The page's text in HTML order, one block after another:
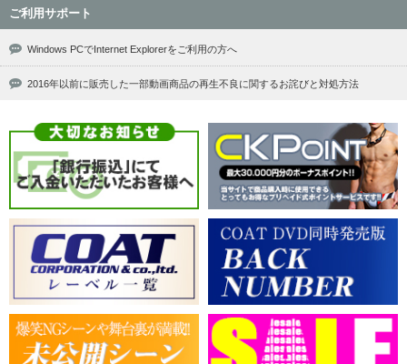
ご利用サポート
Windows PCでInternet Explorerをご利用の方へ
2016年以前に販売した一部動画商品の再生不良に関するお詫びと対処方法